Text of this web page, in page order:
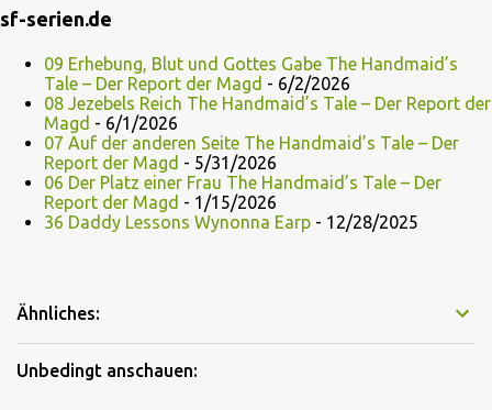
sf-serien.de
09 Erhebung, Blut und Gottes Gabe The Handmaid’s
Tale – Der Report der Magd - 6/2/2026
08 Jezebels Reich The Handmaid’s Tale – Der Report der
Magd - 6/1/2026
07 Auf der anderen Seite The Handmaid’s Tale – Der
Report der Magd - 5/31/2026
06 Der Platz einer Frau The Handmaid’s Tale – Der
Report der Magd - 1/15/2026
36 Daddy Lessons Wynonna Earp - 12/28/2025
Ähnliches:
Unbedingt anschauen: